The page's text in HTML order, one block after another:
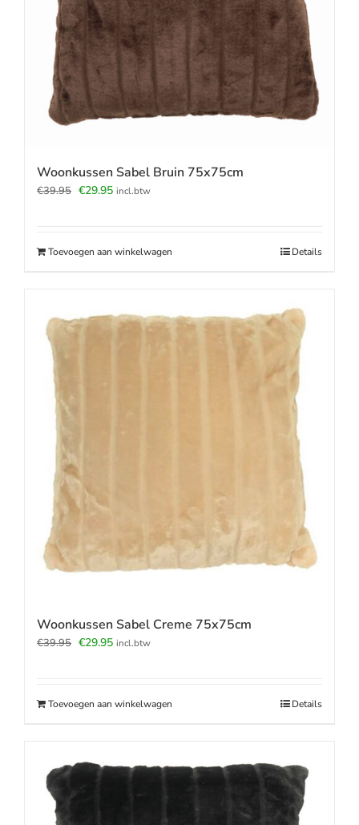
Woonkussen Sabel Bruin 75x75cm
€39.95 Oorspronkelijke
€29.95Huidige
incl.btw
Toevoegen aan winkelwagen Details
Woonkussen Sabel Creme 75x75cm
€39.95 Oorspronkelijke
€29.95Huidige
incl.btw
Toevoegen aan winkelwagen Details